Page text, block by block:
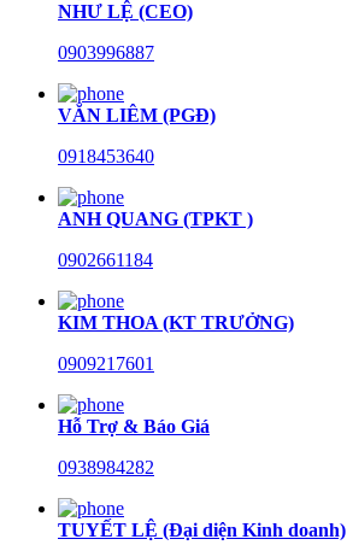
NHƯ LỆ (CEO)
0903996887
VĂN LIÊM (PGĐ)
0918453640
ANH QUANG (TPKT )
0902661184
KIM THOA (KT TRƯỞNG)
0909217601
Hỗ Trợ & Báo Giá
0938984282
TUYẾT LỆ (Đại diện Kinh doanh)